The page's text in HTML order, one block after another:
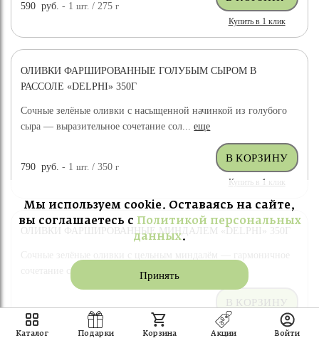
590 руб. - 1шт. / 275г
Купить в 1 клик
ОЛИВКИ ФАРШИРОВАННЫЕ ГОЛУБЫМ СЫРОМ В
РАССОЛЕ «DELPHI» 350Г
Сочные зелёные оливки с насыщенной начинкой из голубого
сыра — выразительное сочетание сол...еще
790 руб. - 1шт. / 350г
Купить в 1 клик
ОЛИВКИ ФАРШИРОВАННЫЕ МИНДАЛЕМ «DELPHI» 350Г
сочетание солоноватого вкуса и мягк...
769 шт./ 350
Купить в 1 клик
Мы используем cookie. Оставаясь на сайте,
вы соглашаетесь с Политикой персональных
данных.
Принять
Каталог Подарки Корзина Акции Войти